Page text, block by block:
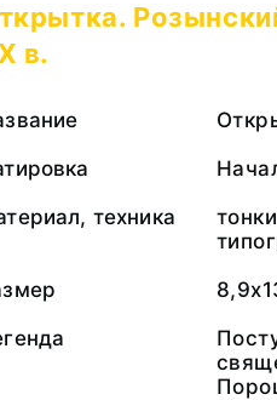
в.
техника